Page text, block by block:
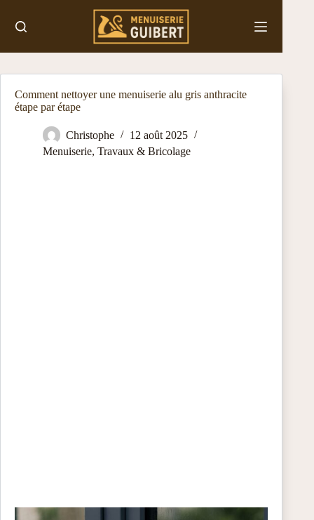
contenu
Comment nettoyer une menuiserie alu gris anthracite
étape par étape
Christophe
12 août 2025
Menuiserie, Travaux & Bricolage